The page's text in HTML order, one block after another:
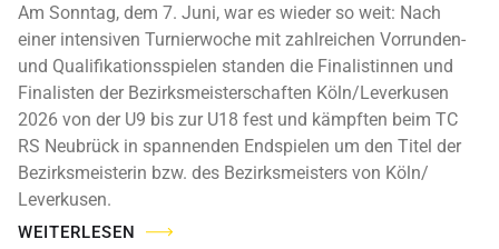
Am Sonntag, dem 7. Juni, war es wieder so weit: Nach
einer intensiven Turnierwoche mit zahlreichen Vorrunden-
und Qualifikationsspielen standen die Finalistinnen und
Finalisten der Bezirksmeisterschaften Köln/Leverkusen
2026 von der U9 bis zur U18 fest und kämpften beim TC
RS Neubrück in spannenden Endspielen um den Titel der
Bezirksmeisterin bzw. des Bezirksmeisters von Köln/
Leverkusen.
WEITERLESEN